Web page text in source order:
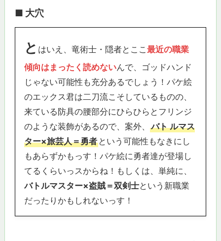
■ 大穴
と はいえ、竜術士・隠者とここ最近の職業
傾向はまったく読めないんで、ゴッドハンド
じゃない可能性も充分あるでしょう！パケ絵
のエックス君は二刀流こそしているものの、
来ている防具の腰部分にひらひらとフリンジ
のような装飾があるので、案外、 バト ルマス
ター×旅芸人＝勇者という可能性もなきにし
もあらずかもっす！パケ絵に勇者達が登場し
てるくらいっスからね！もしくは、単純に、
バトルマスター×盗賊＝双剣士という新職業
だったりかもしれないっす！